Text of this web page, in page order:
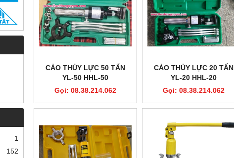
1
152
CẢO THỦY LỰC 50 TẤN
YL-50 HHL-50
Gọi: 08.38.214.062
CẢO THỦY LỰC 20 TẤN
YL-20 HHL-20
Gọi: 08.38.214.062